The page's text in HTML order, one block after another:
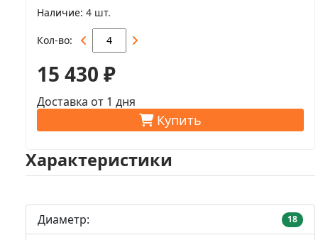
Наличие 4 шт.
Кол-во
15 430 ₽
Доставка от 1 дня
Купить
Характеристики
Диаметр: 18